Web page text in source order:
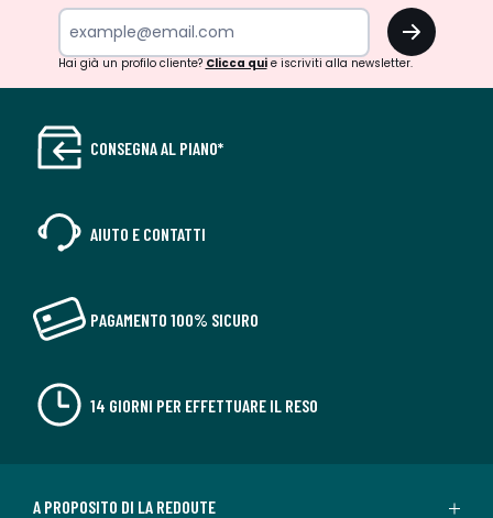
OK
Hai già un profilo cliente? Clicca quie iscriviti alla newsletter.
CONSEGNA AL PIANO*
AIUTO E CONTATTI
PAGAMENTO 100% SICURO
14 GIORNI PER EFFETTUARE IL RESO
A PROPOSITO DI LA REDOUTE